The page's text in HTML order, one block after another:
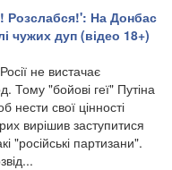
Розслабся!': На Донбас
чужих дуп (відео 18+)
не вистачає
Тому "бойові геї" Путіна
нести свої цінності
вирішив заступитися
"російські партизани".